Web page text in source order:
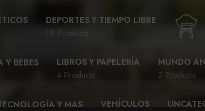
DEPORTES Y TIEMPO LIBRE
19 Products
Y BEBES
LIBROS Y PAPELERÍA
4 Products
MUNDO
2 Products
Y MAS
VEHÍCULOS